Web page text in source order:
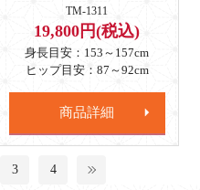
TM-1311
19,800円(税込)
身長目安：153～157cm
ヒップ目安：87～92cm
商品詳細
3 4